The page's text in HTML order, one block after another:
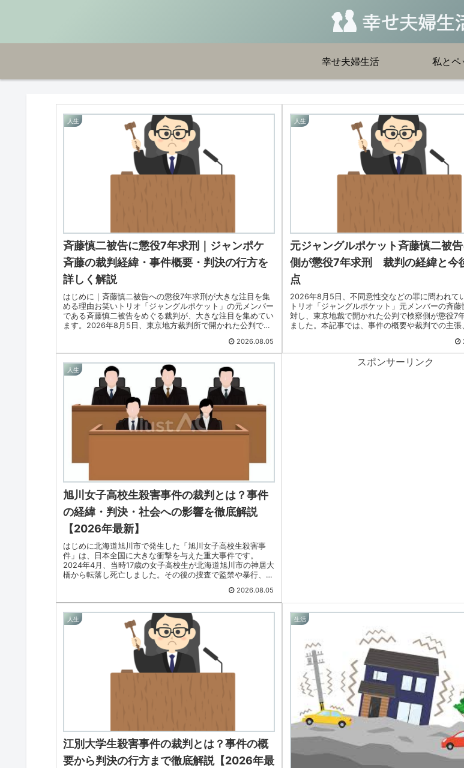
幸せ夫婦生活 私とペ
人生
斉藤慎二被告に懲役7年求刑｜ジャンポケ
斉藤の裁判経緯・事件概要・判決の行方を
詳しく解説
はじめに｜斉藤慎二被告への懲役7年求刑が大きな注目を集
める理由お笑いトリオ「ジャングルポケット」の元メンバー
である斉藤慎二被告をめぐる裁判が、大きな注目を集めてい
ます。2026年8月5日、東京地方裁判所で開かれた公判で、
2026.08.05
人生
元ジャングルポケット斉藤慎二被
側が懲役7年求刑 裁判の経緯と今
点
2026年8月5日、不同意性交などの罪に問われて
トリオ「ジャングルポケット」元メンバーの斉藤
対し、東京地裁で開かれた公判で検察側が懲役7
ました。本記事では、事件の概要や裁判での主張
人生
旭川女子高校生殺害事件の裁判とは？事件
の経緯・判決・社会への影響を徹底解説
【2026年最新】
はじめに北海道旭川市で発生した「旭川女子高校生殺害事
件」は、日本全国に大きな衝撃を与えた重大事件です。
2024年4月、当時17歳の女子高校生が北海道旭川市の神居大
橋から転落し死亡しました。その後の捜査で監禁や暴行、不
2026.08.05
スポンサーリンク
人生
江別大学生殺害事件の裁判とは？事件の概
要から判決の行方まで徹底解説【2026年最
生活